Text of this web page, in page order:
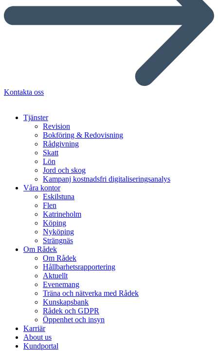
Kontakta oss
Tjänster
Revision
Bokföring & Redovisning
Rådgivning
Skatt
Lön
Jord och skog
Kampanj kostnadsfri digitaliseringsanalys
Våra kontor
Eskilstuna
Flen
Katrineholm
Köping
Nyköping
Strängnäs
Om Rådek
Om Rådek
Hållbarhetsrapportering
Aktuellt
Evenemang
Träna och nätverka med Rådek
Kunskapsbank
Rådek och GDPR
Öppenhet och insyn
Karriär
About us
Kundportal